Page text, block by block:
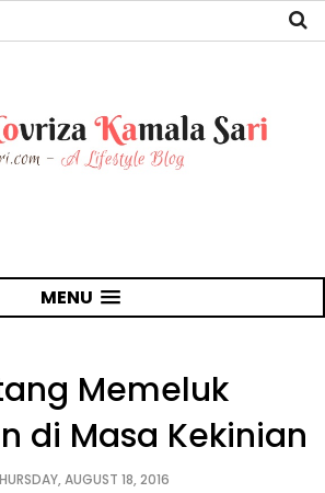
MENU
Memeluk
di Masa Kekinian
AUGUST 18, 2016